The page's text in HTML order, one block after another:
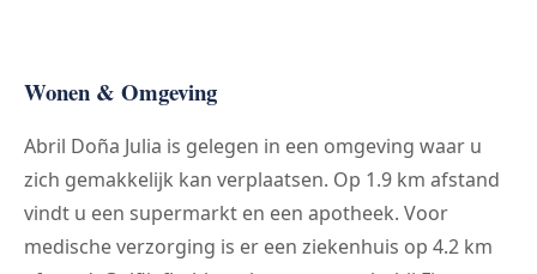
Wonen & Omgeving
Abril Doña Julia is gelegen in een omgeving waar u
zich gemakkelijk kan verplaatsen. Op 1.9 km afstand
vindt u een supermarkt en een apotheek. Voor
medische verzorging is er een ziekenhuis op 4.2 km